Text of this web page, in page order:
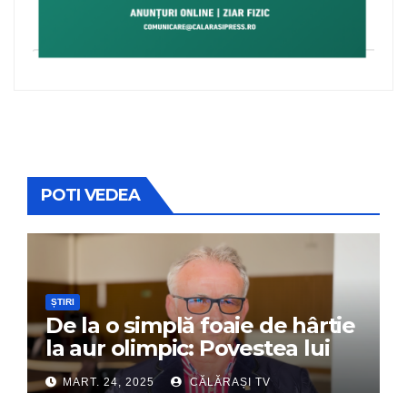
POTI VEDEA
ȘTIRI
De la o simplă foaie de hârtie
la aur olimpic: Povestea lui
Dumitru Chirilă
MART. 24, 2025 CĂLĂRAȘI TV